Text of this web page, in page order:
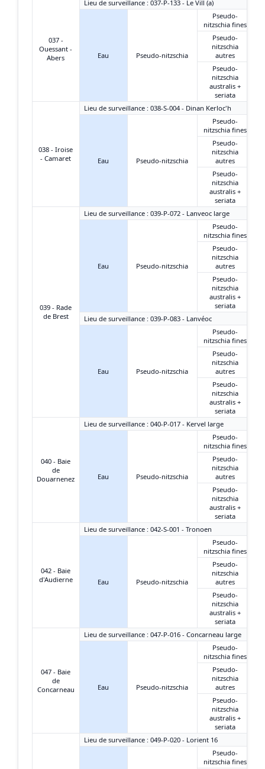
037 -
Ouessant -
Abers
Lieu de surveillance : 037-P-133 - Le Vill (a)
Eau Pseudo-nitzschia
Pseudo-
nitzschia fines
Pseudo-
nitzschia
autres
Pseudo-
nitzschia
australis +
seriata
038 - Iroise
- Camaret
Lieu de surveillance : 038-S-004 - Dinan Kerloc'h
Eau Pseudo-nitzschia
Pseudo-
nitzschia fines
Pseudo-
nitzschia
autres
Pseudo-
nitzschia
australis +
seriata
039 - Rade
de Brest
Lieu de surveillance : 039-P-072 - Lanveoc large
Eau Pseudo-nitzschia
Pseudo-
nitzschia fines
Pseudo-
nitzschia
autres
Pseudo-
nitzschia
australis +
seriata
Lieu de surveillance : 039-P-083 - Lanvéoc
Eau Pseudo-nitzschia
Pseudo-
nitzschia fines
Pseudo-
nitzschia
autres
Pseudo-
nitzschia
australis +
seriata
040 - Baie
de
Douarnenez
Lieu de surveillance : 040-P-017 - Kervel large
Eau Pseudo-nitzschia
Pseudo-
nitzschia fines
Pseudo-
nitzschia
autres
Pseudo-
nitzschia
australis +
seriata
042 - Baie
d'Audierne
Lieu de surveillance : 042-S-001 - Tronoen
Eau Pseudo-nitzschia
Pseudo-
nitzschia fines
Pseudo-
nitzschia
autres
Pseudo-
nitzschia
australis +
seriata
047 - Baie
de
Concarneau
Lieu de surveillance : 047-P-016 - Concarneau large
Eau Pseudo-nitzschia
Pseudo-
nitzschia fines
Pseudo-
nitzschia
autres
Pseudo-
nitzschia
australis +
seriata
Lieu de surveillance : 049-P-020 - Lorient 16
Pseudo-
nitzschia fines